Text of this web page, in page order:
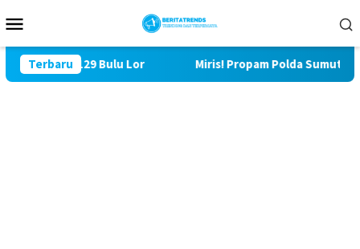
ke
Mobile
Terbaru
TMMD ke 129 Bulu Lor Miris! Propam Polda Sumut dan